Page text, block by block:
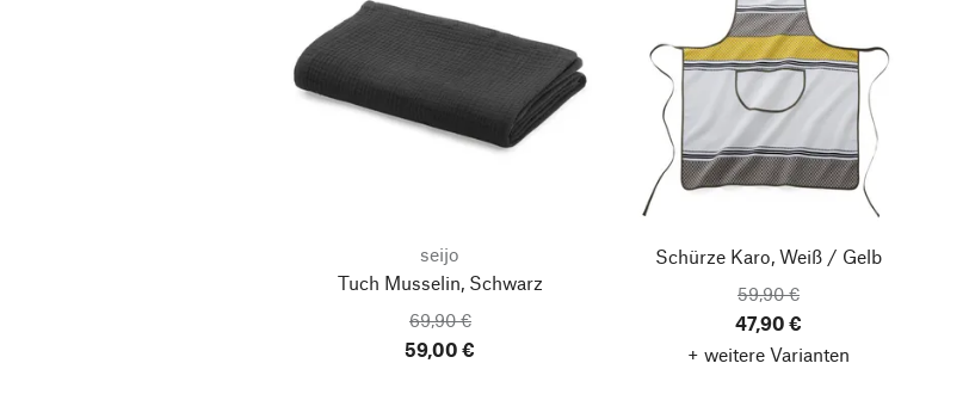
seijo
Tuch Musselin, Schwarz
69,90 €
59,00 €
Schürze Karo, Weiß / Gelb
59,90 €
47,90 €
+ weitere Varianten